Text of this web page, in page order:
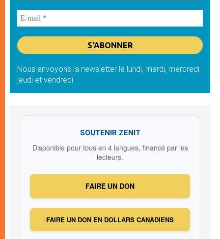
Nous envoyons la newsletter le lundi, mardi, mercredi,
jeudi et vendredi
SOUTENIR ZENIT
Disponible pour tous en 4 langues, financé par les
lecteurs.
FAIRE UN DON
FAIRE UN DON EN DOLLARS CANADIENS